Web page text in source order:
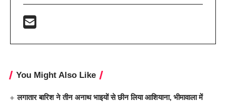
You Might Also Like
लगातार बारिश ने तीन अनाथ भाइयों से छीन लिया आशियाना, भीमावाला में